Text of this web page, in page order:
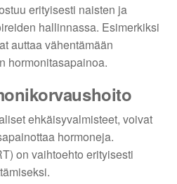
erityisesti naisten ja
hallinnassa. Esimerkiksi
auttaa vähentämään
hormonitasapainoa.
ehkäisyvalmisteet, voivat
hormoneja.
on vaihtoehto erityisesti